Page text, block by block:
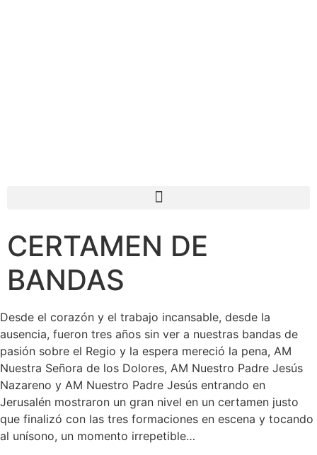
CERTAMEN DE
BANDAS
Desde el corazón y el trabajo incansable, desde la
ausencia, fueron tres años sin ver a nuestras bandas de
pasión sobre el Regio y la espera mereció la pena, AM
Nuestra Señora de los Dolores, AM Nuestro Padre Jesús
Nazareno y AM Nuestro Padre Jesús entrando en
Jerusalén mostraron un gran nivel en un certamen justo
que finalizó con las tres formaciones en escena y tocando
al unísono, un momento irrepetible…